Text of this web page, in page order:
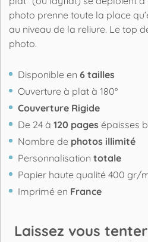
photo prenne toute la place
au niveau de la reliure. Le top
photo.
Disponible en 6 tailles
Ouverture à plat à 180°
Couverture Rigide
De 24 à 120 pages épaisses
Nombre de photos illimité
Personnalisation totale
Papier haute qualité 400 gr/
Imprimé en France
Laissez vous